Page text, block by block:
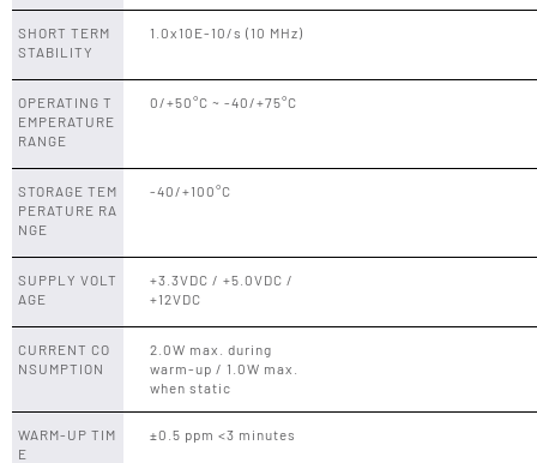
SHORT TERM
STABILITY
1.0x10E-10/s (10 MHz)
OPERATING T
EMPERATURE
RANGE
0/+50°C ~ -40/+75°C
STORAGE TEM
PERATURE RA
NGE
-40/+100°C
SUPPLY VOLT
AGE
+3.3VDC / +5.0VDC /
+12VDC
CURRENT CO
NSUMPTION
2.0W max. during
warm-up / 1.0W max.
when static
WARM-UP TIM
E
±0.5 ppm <3 minutes